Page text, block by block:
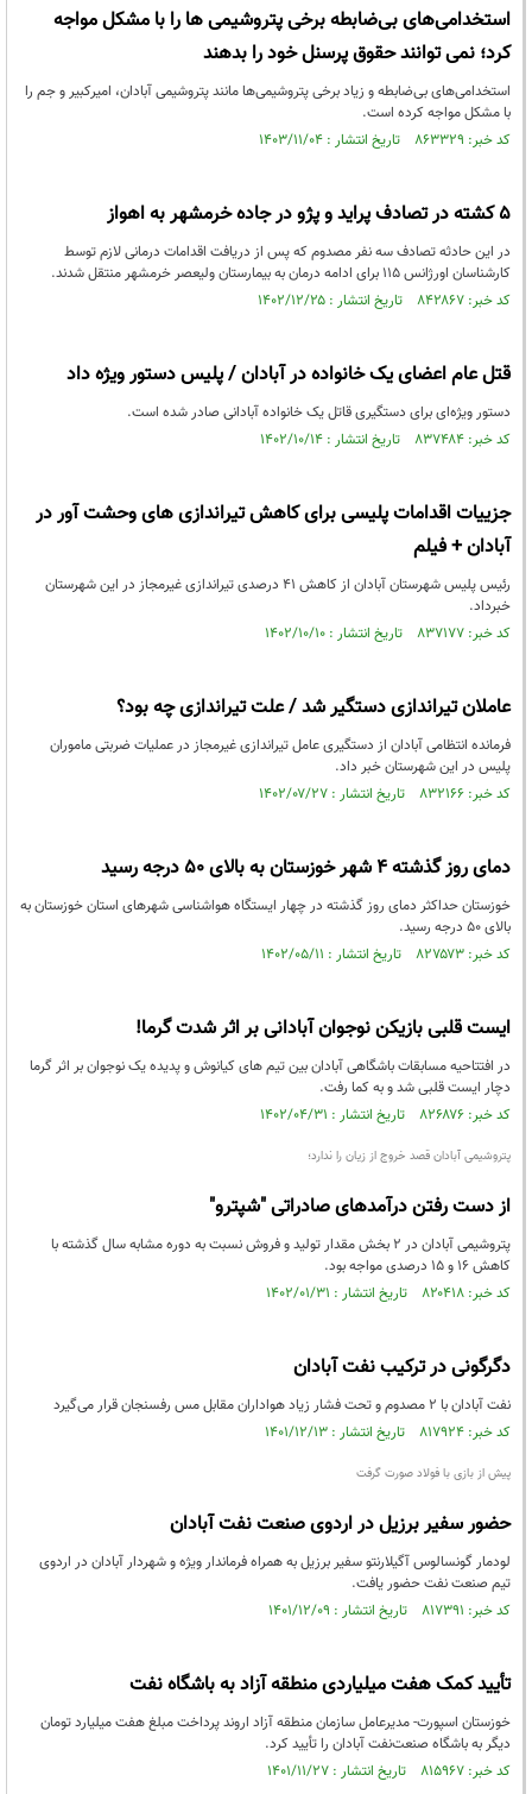
استخدامی‌های بی‌ضابطه برخی پتروشیمی‌ ها را با مشکل مواجه
کرد؛ نمی توانند حقوق پرسنل خود را بدهند
استخدامی‌های بی‌ضابطه و زیاد برخی پتروشیمی‌ها مانند پتروشیمی آبادان، امیرکبیر و ‌جم را
با مشکل مواجه کرده است.
کد خبر: ۸۶۳۳۲۹ تاریخ انتشار : ۱۴۰۳/۱۱/۰۴
۵ کشته در تصادف پراید و پژو در جاده خرمشهر به اهواز
در این حادثه تصادف سه نفر مصدوم که پس از دریافت اقدامات درمانی لازم توسط
کارشناسان اورژانس ۱۱۵ برای ادامه درمان به بیمارستان ولیعصر خرمشهر منتقل شدند.
کد خبر: ۸۴۲۸۶۷ تاریخ انتشار : ۱۴۰۲/۱۲/۲۵
قتل عام اعضای یک خانواده در آبادان / پلیس دستور ویژه داد
دستور ویژه‌ای برای دستگیری قاتل یک خانواده آبادانی صادر شده است.
کد خبر: ۸۳۷۴۸۴ تاریخ انتشار : ۱۴۰۲/۱۰/۱۴
جزییات اقدامات پلیسی برای کاهش تیراندازی های وحشت آور در
آبادان + فیلم
رئیس پلیس شهرستان آبادان از کاهش 41 درصدی تیراندازی غیرمجاز در این شهرستان
خبرداد.
کد خبر: ۸۳۷۱۷۷ تاریخ انتشار : ۱۴۰۲/۱۰/۱۰
عاملان تیراندازی دستگیر شد / علت تیراندازی چه بود؟
فرمانده انتظامی آبادان از دستگیری عامل تیراندازی غیرمجاز در عملیات ضربتی ماموران
پلیس در این شهرستان خبر داد.
کد خبر: ۸۳۲۱۶۶ تاریخ انتشار : ۱۴۰۲/۰۷/۲۷
دمای روز گذشته ۴ شهر خوزستان به بالای ۵۰ درجه رسید
خوزستان حداکثر دمای روز گذشته در چهار ایستگاه هواشناسی شهر‌های استان خوزستان به
بالای ۵۰ درجه رسید.
کد خبر: ۸۲۷۵۷۳ تاریخ انتشار : ۱۴۰۲/۰۵/۱۱
ایست قلبی بازیکن نوجوان آبادانی بر اثر شدت گرما!
در افتتاحیه مسابقات باشگاهی آبادان بین تیم های کیانوش و پدیده یک نوجوان بر اثر گرما
دچار ایست قلبی شد و به کما رفت.
کد خبر: ۸۲۶۸۷۶ تاریخ انتشار : ۱۴۰۲/۰۴/۳۱
پتروشیمی آبادان قصد خروج از زیان را ندارد؛
از دست رفتن درآمدهای صادراتی "شپترو"
پتروشیمی آبادان در ۲ بخش مقدار تولید و فروش نسبت به دوره مشابه سال گذشته با
کاهش ۱۶ و ۱۵ درصدی مواجه بود.
کد خبر: ۸۲۰۴۱۸ تاریخ انتشار : ۱۴۰۲/۰۱/۳۱
دگرگونی در ترکیب نفت آبادان
نفت آبادان با 2 مصدوم و تحت فشار زیاد هواداران مقابل مس رفسنجان قرار می‌گیرد
کد خبر: ۸۱۷۹۲۴ تاریخ انتشار : ۱۴۰۱/۱۲/۱۳
پیش از بازی با فولاد صورت گرفت
حضور سفیر برزیل در اردوی صنعت نفت آبادان
لودمار گونسالوس آگیلارنتو سفیر برزیل به همراه فرماندار ویژه و شهردار آبادان در اردوی
تیم صنعت نفت حضور یافت.
کد خبر: ۸۱۷۳۹۱ تاریخ انتشار : ۱۴۰۱/۱۲/۰۹
تأیید کمک هفت میلیاردی منطقه آزاد به باشگاه نفت
خوزستان اسپورت- مدیرعامل سازمان منطقه آزاد اروند پرداخت مبلغ هفت میلیارد تومان
دیگر به باشگاه صنعت‌نفت آبادان را تأیید کرد.
کد خبر: ۸۱۵۹۶۷ تاریخ انتشار : ۱۴۰۱/۱۱/۲۷